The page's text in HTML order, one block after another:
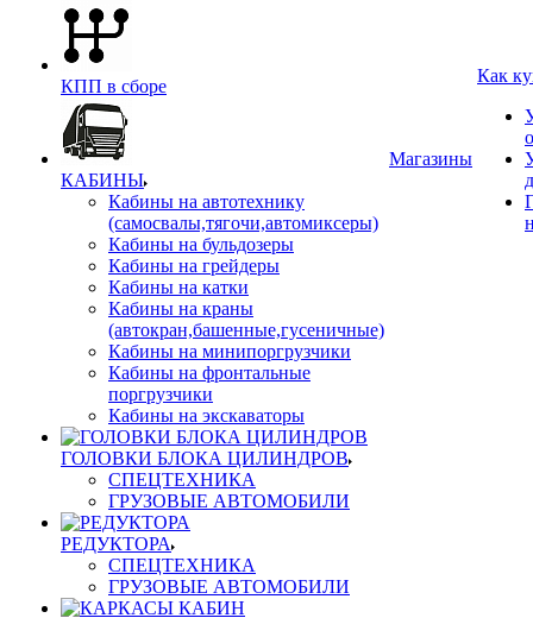
КПП в сборе
КАБИНЫ
Кабины на автотехнику
(самосвалы,тягочи,автомиксеры)
Кабины на бульдозеры
Кабины на грейдеры
Кабины на катки
Кабины на краны
(автокран,башенные,гусеничные)
Кабины на минипоргрузчики
Кабины на фронтальные
поргрузчики
Кабины на экскаваторы
ГОЛОВКИ БЛОКА ЦИЛИНДРОВ
СПЕЦТЕХНИКА
ГРУЗОВЫЕ АВТОМОБИЛИ
РЕДУКТОРА
СПЕЦТЕХНИКА
ГРУЗОВЫЕ АВТОМОБИЛИ
Магазины
Как